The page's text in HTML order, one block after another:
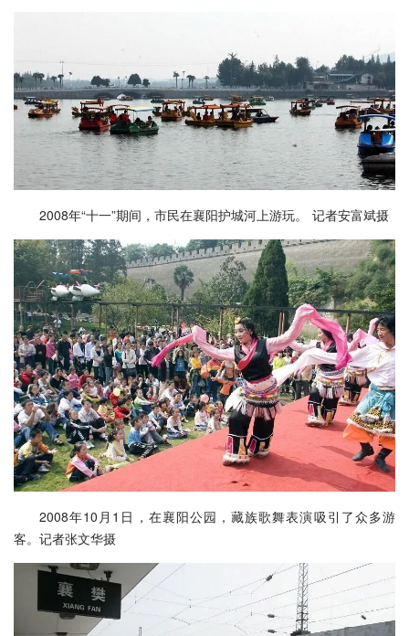
2008年“十一”期间，市民在襄阳护城河上游玩。 记者安富斌摄
2008年10月1日，在襄阳公园，藏族歌舞表演吸引了众多游
客。记者张文华摄